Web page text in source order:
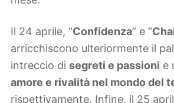
Il 24 aprile, “Confidenza” e “
arricchiscono ulteriormente il
intreccio di segreti e passioni e
amore e rivalità nel mondo del
rispettivamente. Infine, il 25